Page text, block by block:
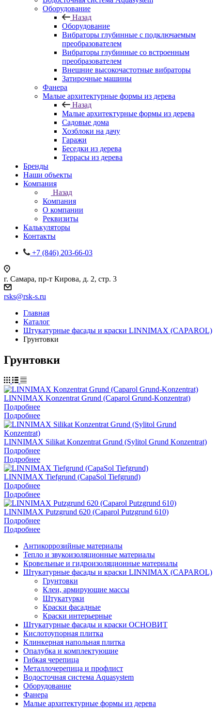
Оборудование
Назад
Оборудование
Вибраторы глубинные с подключаемым
преобразователем
Вибраторы глубинные со встроенным
преобразователем
Внешние высокочастотные вибраторы
Затирочные машины
Фанера
Малые архитектурные формы из дерева
Назад
Малые архитектурные формы из дерева
Садовые дома
Хозблоки на дачу
Гаражи
Беседки из дерева
Террасы из дерева
Бренды
Наши объекты
Компания
Назад
Компания
О компании
Реквизиты
Калькуляторы
Контакты
+7 (846) 203-66-03
г. Самара, пр-т Кирова, д. 2, стр. 3
rsks@rsk-s.ru
Главная
Каталог
Штукатурные фасады и краски LINNIMAX (CAPAROL)
Грунтовки
Грунтовки
LINNIMAX Konzentrat Grund (Caparol Grund-Konzentrat)
Подробнее
Подробнее
LINNIMAX Silikat Konzentrat Grund (Sylitol Grund Konzentrat)
Подробнее
Подробнее
LINNIMAX Tiefgrund (CapaSol Tiefgrund)
Подробнее
Подробнее
LINNIMAX Putzgrund 620 (Caparol Putzgrund 610)
Подробнее
Подробнее
Антикоррозийные материалы
Тепло и звукоизоляционные материалы
Кровельные и гидроизоляционные материалы
Штукатурные фасады и краски LINNIMAX (CAPAROL)
Грунтовки
Клеи, армирующие массы
Штукатурки
Краски фасадные
Краски интерьерные
Штукатурные фасады и краски ОСНОВИТ
Кислотоупорная плитка
Клинкерная напольная плитка
Опалубка и комплектующие
Гибкая черепица
Металлочерепица и профлист
Водосточная система Aquasystem
Оборудование
Фанера
Малые архитектурные формы из дерева